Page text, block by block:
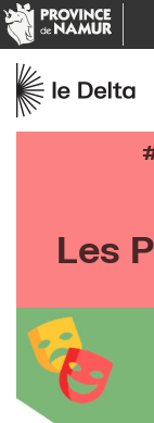
Les